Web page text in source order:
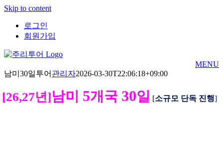
Skip to content
로그인
회원가입
MENU
남미30일투어 관리자2026-03-30T22:06:18+09:00
[26,27년]남미 5개국 30일 [소규모 단독 진행]